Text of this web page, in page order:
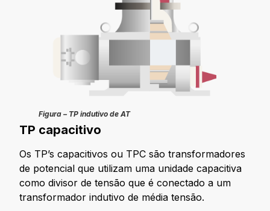
Figura – TP indutivo de AT
TP capacitivo
Os TP’s capacitivos ou TPC são transformadores
de potencial que utilizam uma unidade capacitiva
como divisor de tensão que é conectado a um
transformador indutivo de média tensão.